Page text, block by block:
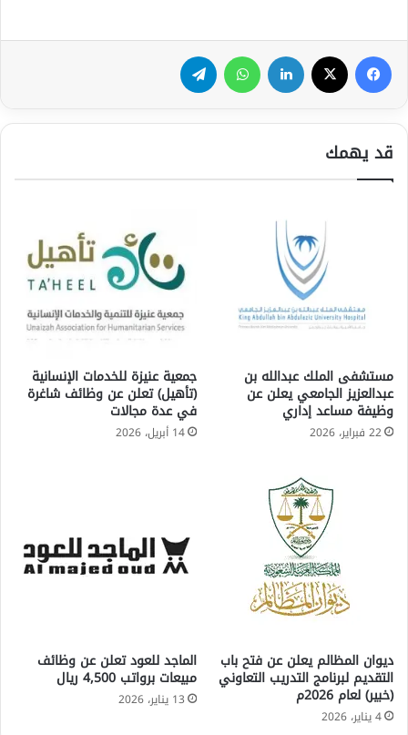
فيسبوك لينكدإن واتساب
قد يهمك
مستشفى الملك عبدالله بن
عبدالعزيز الجامعي يعلن عن
وظيفة مساعد إداري
22 فبراير، 2026
جمعية عنيزة للخدمات الإنسانية
(تأهيل) تعلن عن وظائف شاغرة
في عدة مجالات
14 أبريل، 2026
ديوان المظالم يعلن عن فتح باب
التقديم لبرنامج التدريب التعاوني
(خبير) لعام 2026م
4 يناير، 2026
الماجد للعود تعلن عن وظائف
مبيعات برواتب 4,500 ريال
13 يناير، 2026